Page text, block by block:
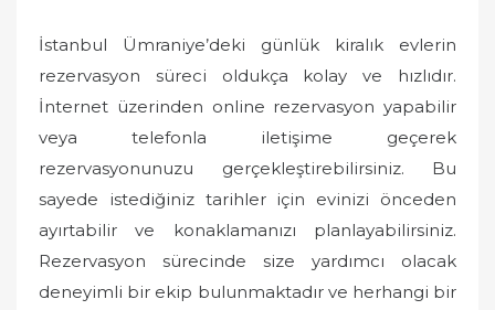
İstanbul Ümraniye’deki günlük kiralık evlerin
rezervasyon süreci oldukça kolay ve hızlıdır.
İnternet üzerinden online rezervasyon yapabilir
veya telefonla iletişime geçerek
rezervasyonunuzu gerçekleştirebilirsiniz. Bu
sayede istediğiniz tarihler için evinizi önceden
ayırtabilir ve konaklamanızı planlayabilirsiniz.
Rezervasyon sürecinde size yardımcı olacak
deneyimli bir ekip bulunmaktadır ve herhangi bir